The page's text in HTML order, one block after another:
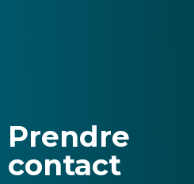
Prendre
contact